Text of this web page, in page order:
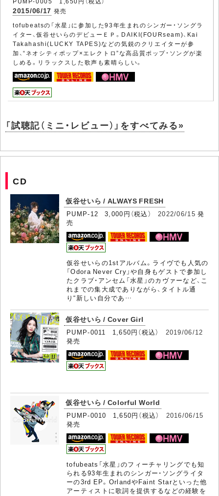
2015/06/17 発売
tofubeatsの「水星」に参加した93年生まれのシンガー・ソングラ
イター、仮谷せいらのデビューＥＰ。DAIKI(FOURseam)、Kai
Takahashi(LUCKY TAPES)などの気鋭のクリエイターが参
加、“ネオシティポップ×エレクトロ”な高品質ポップ・ソングが楽
しめる。リラックスした歌声も素晴らしい。
「試聴記（ミニ・レビュー）」をすべてみる»
CD
仮谷せいら / ALWAYS FRESH
PUMP-12 3,000円（税込） 2022/06/15 発
売
仮谷せいらの1stアルバム。ライヴでも人気の
「Odora Never Cry」や自身もゲストで参加し
たクラブ・アンセム「水星」のカヴァーなど、こ
れまでの集大成でありながら、タイトル通
り“新しい自分であ…
仮谷せいら / Cover Girl
PUMP-0011 1,650円（税込） 2019/06/12
発売
仮谷せいら / Colorful World
PUMP-0010 1,650円（税込） 2016/06/15
発売
tofubeats「水星」のフィーチャリングでも知
られる93年生まれのシンガー・ソングライタ
ーの3rd EP。OrlandやFaint Starといった他
アーティストに歌詞を提供するなどの経験を